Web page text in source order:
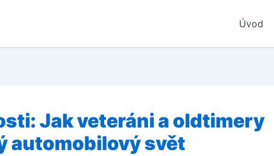
Úvod
Jak veteráni a oldtimery
automobilový svět